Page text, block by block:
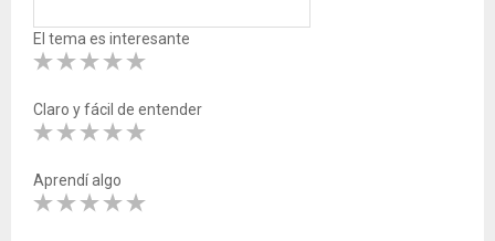
El tema es interesante
Claro y fácil de entender
Aprendí algo